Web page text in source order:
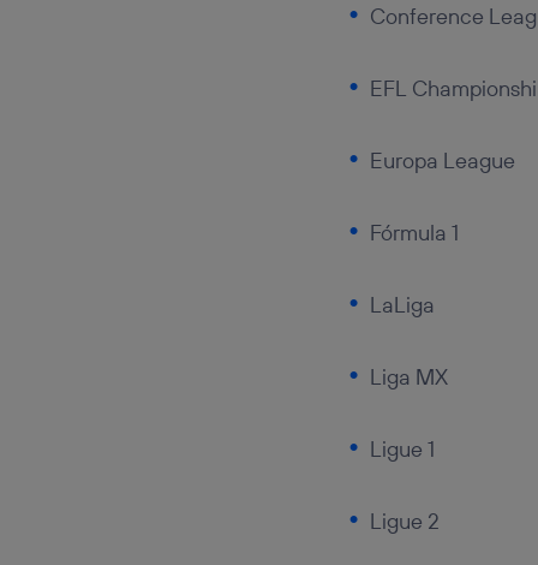
Conference
EFL
Europa League
Fórmula 1
LaLiga
Liga MX
Ligue 1
Ligue 2